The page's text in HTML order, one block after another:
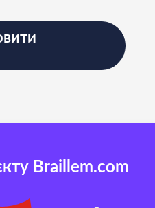
Braillem.com